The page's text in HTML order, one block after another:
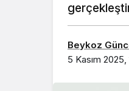
Beykoz
5 Kasım 2025,